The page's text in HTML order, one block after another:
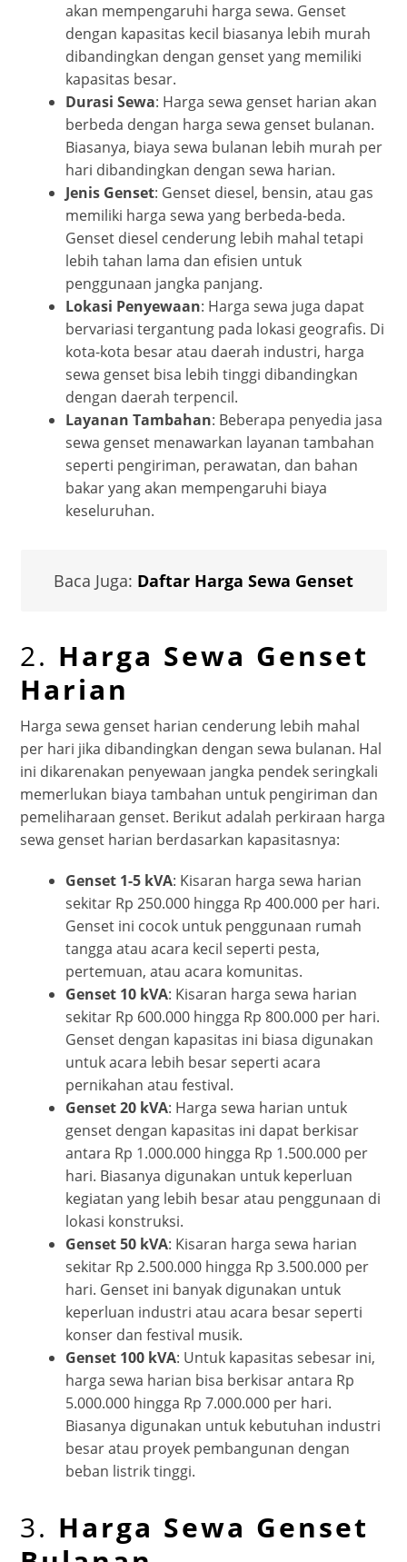
akan mempengaruhi harga sewa. Genset
dengan kapasitas kecil biasanya lebih murah
dibandingkan dengan genset yang memiliki
kapasitas besar.
Durasi Sewa: Harga sewa genset harian akan
berbeda dengan harga sewa genset bulanan.
Biasanya, biaya sewa bulanan lebih murah per
hari dibandingkan dengan sewa harian.
Jenis Genset: Genset diesel, bensin, atau gas
memiliki harga sewa yang berbeda-beda.
Genset diesel cenderung lebih mahal tetapi
lebih tahan lama dan efisien untuk
penggunaan jangka panjang.
Lokasi Penyewaan: Harga sewa juga dapat
bervariasi tergantung pada lokasi geografis. Di
kota-kota besar atau daerah industri, harga
sewa genset bisa lebih tinggi dibandingkan
dengan daerah terpencil.
Layanan Tambahan: Beberapa penyedia jasa
sewa genset menawarkan layanan tambahan
seperti pengiriman, perawatan, dan bahan
bakar yang akan mempengaruhi biaya
keseluruhan.
Baca Juga: Daftar Harga Sewa Genset
2. Harga Sewa Genset
Harian
Harga sewa genset harian cenderung lebih mahal
per hari jika dibandingkan dengan sewa bulanan. Hal
ini dikarenakan penyewaan jangka pendek seringkali
memerlukan biaya tambahan untuk pengiriman dan
pemeliharaan genset. Berikut adalah perkiraan harga
sewa genset harian berdasarkan kapasitasnya:
Genset 1-5 kVA: Kisaran harga sewa harian
sekitar Rp 250.000 hingga Rp 400.000 per hari.
Genset ini cocok untuk penggunaan rumah
tangga atau acara kecil seperti pesta,
pertemuan, atau acara komunitas.
Genset 10 kVA: Kisaran harga sewa harian
sekitar Rp 600.000 hingga Rp 800.000 per hari.
Genset dengan kapasitas ini biasa digunakan
untuk acara lebih besar seperti acara
pernikahan atau festival.
Genset 20 kVA: Harga sewa harian untuk
genset dengan kapasitas ini dapat berkisar
antara Rp 1.000.000 hingga Rp 1.500.000 per
hari. Biasanya digunakan untuk keperluan
kegiatan yang lebih besar atau penggunaan di
lokasi konstruksi.
Genset 50 kVA: Kisaran harga sewa harian
sekitar Rp 2.500.000 hingga Rp 3.500.000 per
hari. Genset ini banyak digunakan untuk
keperluan industri atau acara besar seperti
konser dan festival musik.
Genset 100 kVA: Untuk kapasitas sebesar ini,
harga sewa harian bisa berkisar antara Rp
5.000.000 hingga Rp 7.000.000 per hari.
Biasanya digunakan untuk kebutuhan industri
besar atau proyek pembangunan dengan
beban listrik tinggi.
3. Harga Sewa Genset